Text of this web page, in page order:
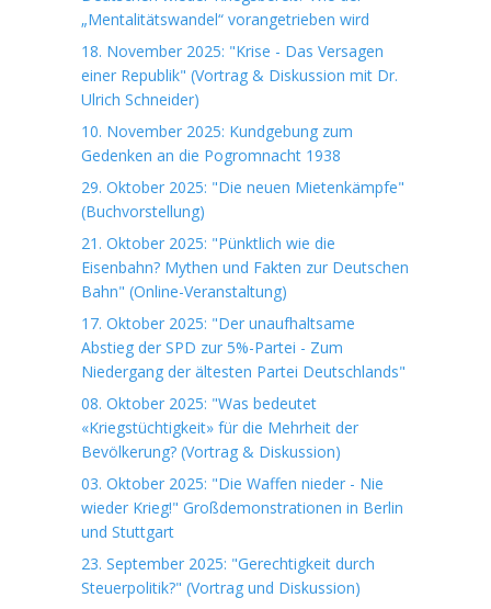
„Mentalitätswandel“ vorangetrieben wird
18. November 2025: "Krise - Das Versagen
einer Republik" (Vortrag & Diskussion mit Dr.
Ulrich Schneider)
10. November 2025: Kundgebung zum
Gedenken an die Pogromnacht 1938
29. Oktober 2025: "Die neuen Mietenkämpfe"
(Buchvorstellung)
21. Oktober 2025: "Pünktlich wie die
Eisenbahn? Mythen und Fakten zur Deutschen
Bahn" (Online-Veranstaltung)
17. Oktober 2025: "Der unaufhaltsame
Abstieg der SPD zur 5%-Partei - Zum
Niedergang der ältesten Partei Deutschlands"
08. Oktober 2025: "Was bedeutet
«Kriegstüchtigkeit» für die Mehrheit der
Bevölkerung? (Vortrag & Diskussion)
03. Oktober 2025: "Die Waffen nieder - Nie
wieder Krieg!" Großdemonstrationen in Berlin
und Stuttgart
23. September 2025: "Gerechtigkeit durch
Steuerpolitik?" (Vortrag und Diskussion)